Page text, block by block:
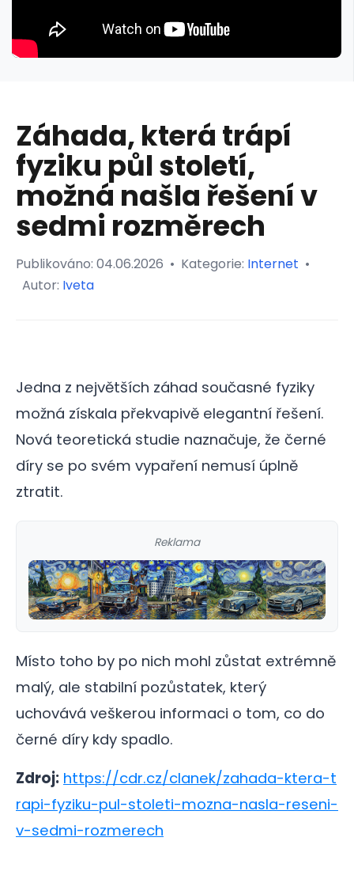
Záhada, která trápí
fyziku půl století,
možná našla řešení v
sedmi rozměrech
Publikováno: 04.06.2026 • Kategorie: Internet •
Autor: Iveta
Jedna z největších záhad současné fyziky
možná získala překvapivě elegantní řešení.
Nová teoretická studie naznačuje, že černé
díry se po svém vypaření nemusí úplně
ztratit.
Reklama
Místo toho by po nich mohl zůstat extrémně
malý, ale stabilní pozůstatek, který
uchovává veškerou informaci o tom, co do
černé díry kdy spadlo.
Zdroj: https://cdr.cz/clanek/zahada-ktera-t
rapi-fyziku-pul-stoleti-mozna-nasla-reseni-
v-sedmi-rozmerech